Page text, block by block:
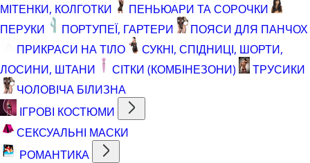
МІТЕНКИ, КОЛГОТКИ
ПЕНЬЮАРИ ТА СОРОЧКИ
ПЕРУКИ
ПОРТУПЕЇ, ГАРТЕРИ
ПОЯСИ ДЛЯ ПАНЧОХ
ПРИКРАСИ НА ТІЛО
СУКНІ, СПІДНИЦІ, ШОРТИ,
ЛОСИНИ, ШТАНИ
СІТКИ (КОМБІНЕЗОНИ)
ТРУСИКИ
ЧОЛОВІЧА БІЛИЗНА
ІГРОВІ КОСТЮМИ
СЕКСУАЛЬНІ МАСКИ
РОМАНТИКА